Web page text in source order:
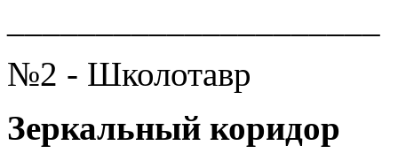
№2 - Школотавр
Зеркальный коридор